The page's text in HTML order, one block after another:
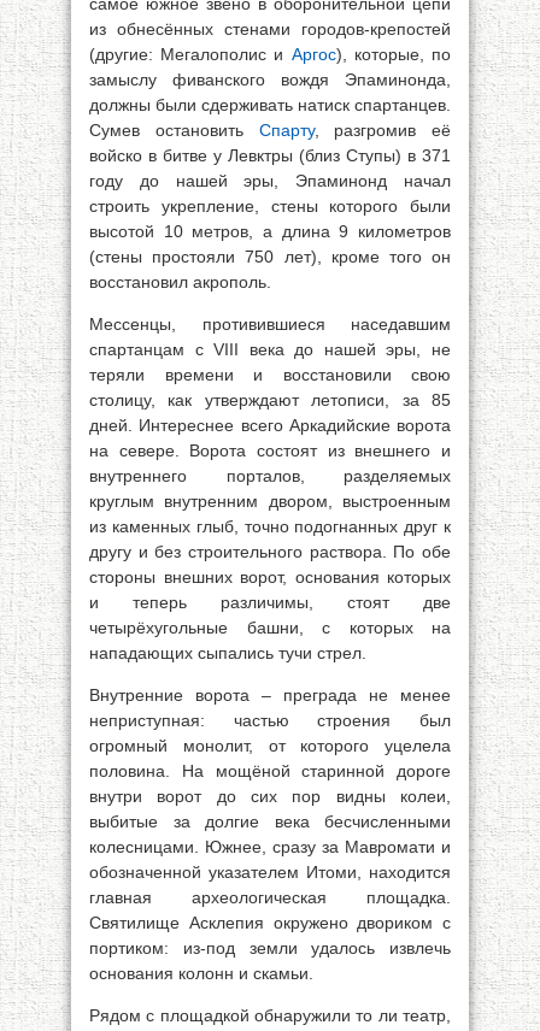
из обнесённых стенами городов-крепостей
(другие: Мегалополис и Аргос), которые, по
замыслу фиванского вождя Эпаминонда,
должны были сдерживать натиск спартанцев.
Сумев остановить Спарту, разгромив её
войско в битве у Левктры (близ Ступы) в 371
году до нашей эры, Эпаминонд начал
строить укрепление, стены которого были
высотой 10 метров, а длина 9 километров
(стены простояли 750 лет), кроме того он
восстановил акрополь.
Мессенцы, противившиеся наседавшим
спартанцам с VIII века до нашей эры, не
теряли времени и восстановили свою
столицу, как утверждают летописи, за 85
дней. Интереснее всего Аркадийские ворота
на севере. Ворота состоят из внешнего и
внутреннего порталов, разделяемых
круглым внутренним двором, выстроенным
из каменных глыб, точно подогнанных друг к
другу и без строительного раствора. По обе
стороны внешних ворот, основания которых
и теперь различимы, стоят две
четырёхугольные башни, с которых на
нападающих сыпались тучи стрел.
Внутренние ворота – преграда не менее
неприступная: частью строения был
огромный монолит, от которого уцелела
половина. На мощёной старинной дороге
внутри ворот до сих пор видны колеи,
выбитые за долгие века бесчисленными
колесницами. Южнее, сразу за Мавромати и
обозначенной указателем Итоми, находится
главная археологическая площадка.
Святилище Асклепия окружено двориком с
портиком: из-под земли удалось извлечь
основания колонн и скамьи.
Рядом с площадкой обнаружили то ли театр,